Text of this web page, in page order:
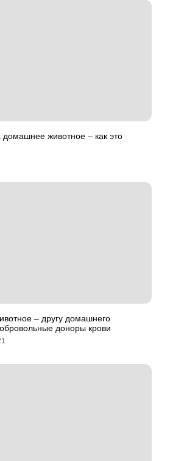
домашнее животное – как это
– другу домашнего
доноры крови